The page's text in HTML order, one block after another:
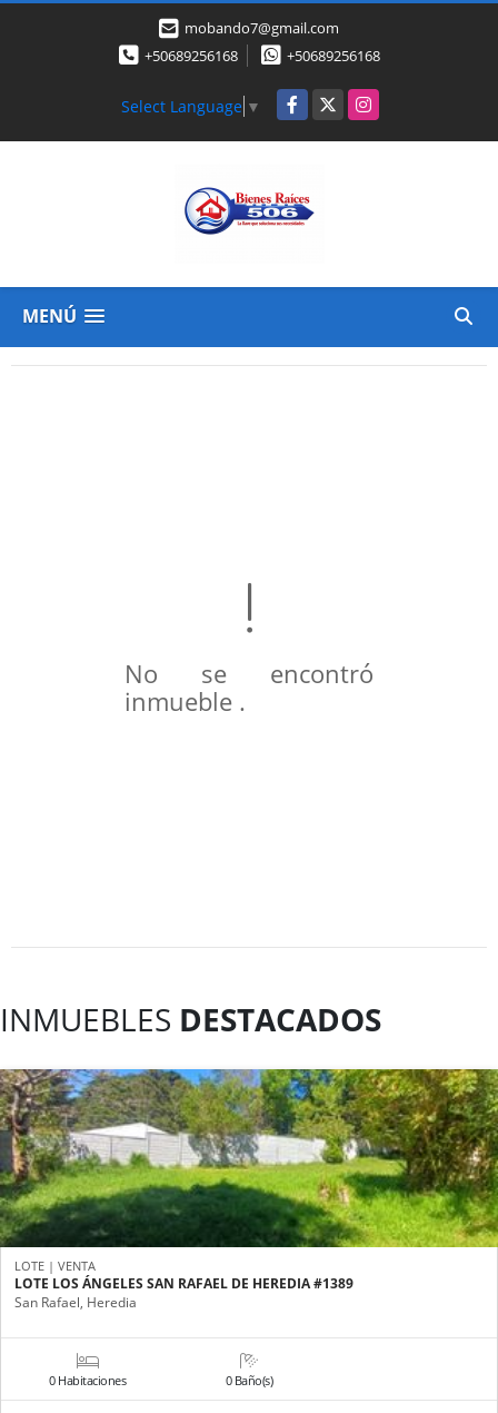
mobando7@gmail.com
+50689256168
+50689256168
Select Language ▼ Facebook
X Instagram
MENÚ
No se encontró
inmueble .
INMUEBLES DESTACADOS
LOTE | VENTA
LOTE LOS ÁNGELES SAN RAFAEL DE HEREDIA #1389
San Rafael, Heredia
0 Habitaciones 0 Baño(s)